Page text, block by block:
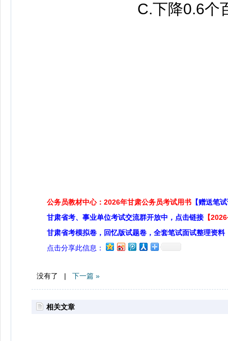
C.下降0.6个
公务员教材中心：2026年甘肃公务员考试用书 【赠送笔
甘肃省考、事业单位考试交流群开放中，点击链接 【
甘肃省考模拟卷，回忆版试题卷，全套笔试面试整理资料
点击分享此信息：
没有了 | 下一篇 »
相关文章